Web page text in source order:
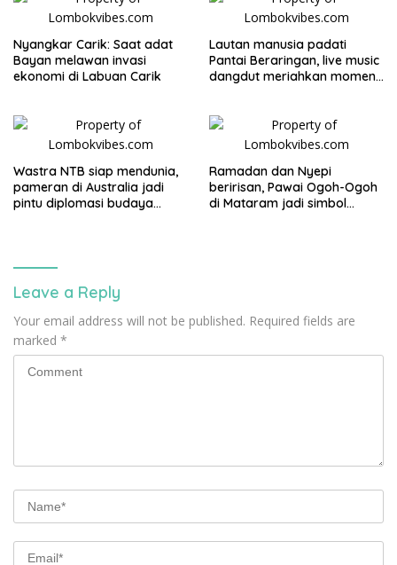
Nyangkar Carik: Saat adat
Bayan melawan invasi
ekonomi di Labuan Carik
Lautan manusia padati
Pantai Beraringan, live music
dangdut meriahkan momen
Wastra NTB siap mendunia,
pameran di Australia jadi
pintu diplomasi budaya
Ramadan dan Nyepi
beririsan, Pawai Ogoh-Ogoh
di Mataram jadi simbol
Leave a Reply
Your email address will not be published. Required fields are
marked *